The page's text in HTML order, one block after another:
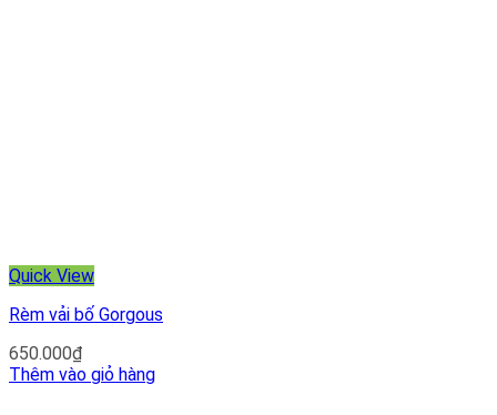
Quick View
Rèm vải bố Gorgous
650.000₫
Thêm vào giỏ hàng